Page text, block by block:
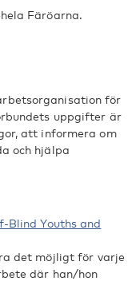
Färöarna.
för
uppgifter är
att informera om
och hjälpa
Blind Youths and
det möjligt för varje
där han/hon